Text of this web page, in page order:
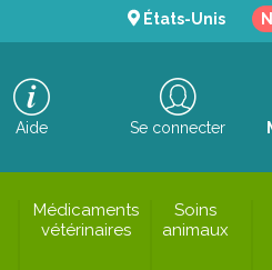
États-Unis
Aide Se connecter
Médicaments
vétérinaires
Soins
animaux